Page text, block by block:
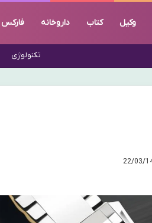
وکیل کتاب داروخانه فارکس
تکنولوژی